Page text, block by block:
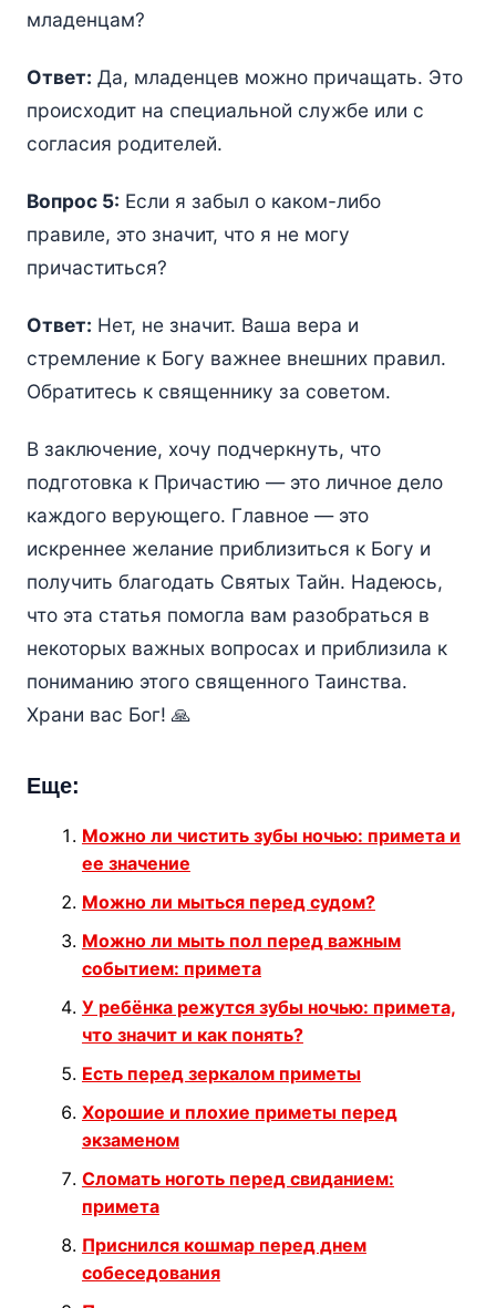
младенцам?
Ответ: Да, младенцев можно причащать. Это
происходит на специальной службе или с
согласия родителей.
Вопрос 5: Если я забыл о каком-либо
правиле, это значит, что я не могу
причаститься?
Ответ: Нет, не значит. Ваша вера и
стремление к Богу важнее внешних правил.
Обратитесь к священнику за советом.
В заключение, хочу подчеркнуть, что
подготовка к Причастию — это личное дело
каждого верующего. Главное — это
искреннее желание приблизиться к Богу и
получить благодать Святых Тайн. Надеюсь,
что эта статья помогла вам разобраться в
некоторых важных вопросах и приблизила к
пониманию этого священного Таинства.
Храни вас Бог! 🙏
Еще:
Можно ли чистить зубы ночью: примета и
ее значение
Можно ли мыться перед судом?
Можно ли мыть пол перед важным
событием: примета
У ребёнка режутся зубы ночью: примета,
что значит и как понять?
Есть перед зеркалом приметы
Хорошие и плохие приметы перед
экзаменом
Сломать ноготь перед свиданием:
примета
Приснился кошмар перед днем
собеседования